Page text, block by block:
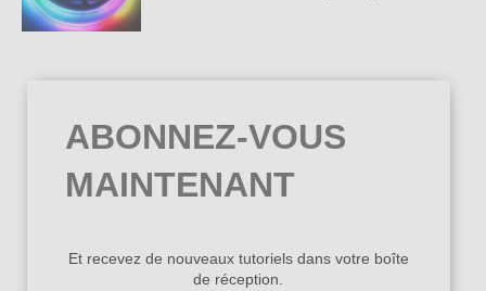
ABONNEZ-VOUS
MAINTENANT
Et recevez de nouveaux tutoriels dans votre boîte
de réception.